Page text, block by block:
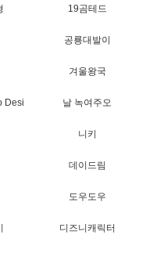
19곰테드
공룡대발이
겨울왕국
Desi
날 녹여주오
니키
데이드림
도우도우
디즈니캐릭터